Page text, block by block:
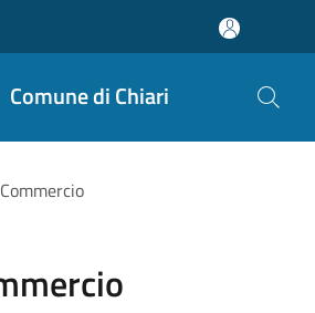
Comune di Chiari
Commercio